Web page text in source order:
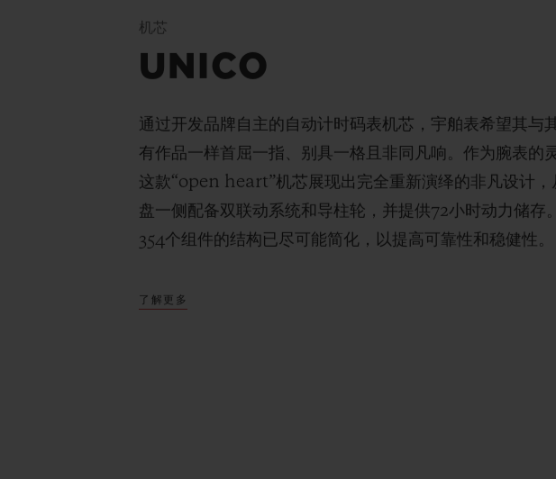
机芯
UNICO
通过开发品牌自主的自动计时码表机芯，宇舶表希望其与
有作品一样首屈一指、别具一格且非同凡响。作为腕表的
这款“open heart”机芯展现出完全重新演绎的非凡设计，
盘一侧配备双联动系统和导柱轮，并提供72小时动力储存
354个组件的结构已尽可能简化，以提高可靠性和稳健性。
了解更多